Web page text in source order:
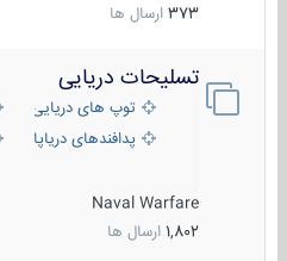
373 ارسال ها
تسلیحات دریایی
توپ های دریایی
پدافندهای دریاپایه
Naval Warfare
1,802 ارسال ها